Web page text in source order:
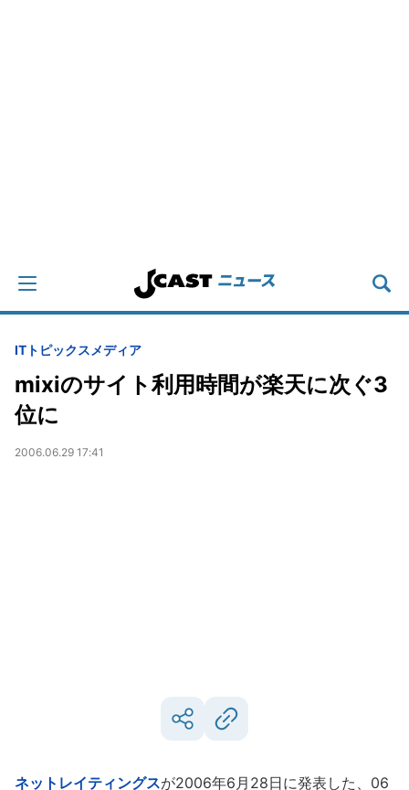
IT トピックス メディア
mixiのサイト利用時間が楽天に次ぐ3
位に
2006.06.29 17:41
ネットレイティングスが2006年6月28日に発表した、06